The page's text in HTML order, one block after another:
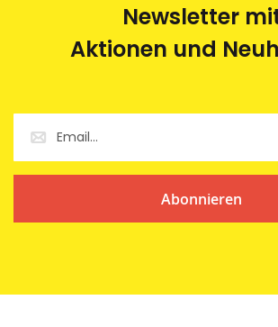
Newsletter
Aktionen und
Abonnieren